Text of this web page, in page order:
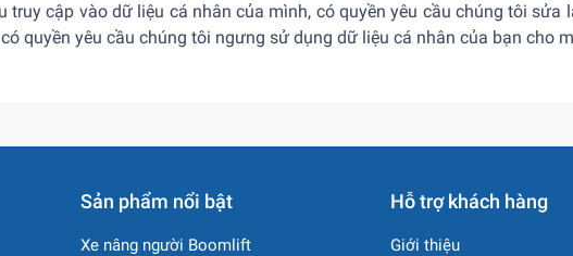
truy cập vào dữ liệu cá nhân của mình, có quyền yêu cầu chúng tôi
quyền yêu cầu chúng tôi ngưng sử dụng dữ liệu cá nhân của bạn cho
Sản phẩm nổi bật
Xe nâng người Boomlift
Hỗ trợ khách hàng
Giới thiệu